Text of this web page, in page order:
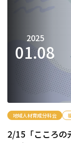
2025
01.08
地域人材育成分科会
2/15「こころの